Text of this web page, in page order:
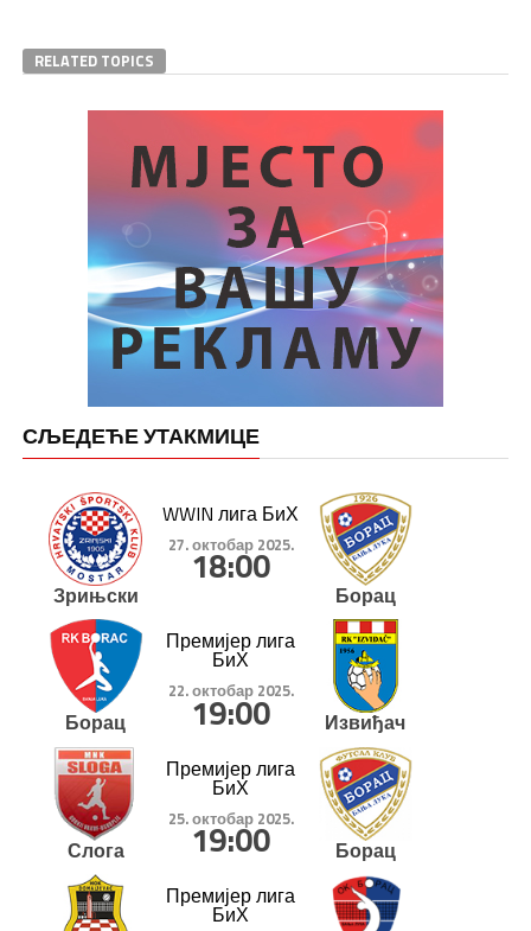
RELATED TOPICS
СЉЕДЕЋЕ УТАКМИЦЕ
Зрињски
WWIN лига БиХ
27. октобар 2025.
18:00
Борац
Борац
Премијер лига
БиХ
22. октобар 2025.
19:00 Извиђач
Слога
Премијер лига
БиХ
25. октобар 2025.
19:00 Борац
Премијер лига
БиХ